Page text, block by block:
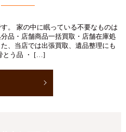
。 家の中に眠っている不要なものは
品・店舗商品一括買取・店舗在庫処
、当店では出張買取、遺品整理にも
とう品 ・ […]